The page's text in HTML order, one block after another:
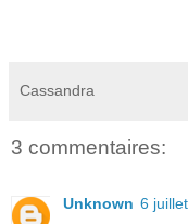
Cassandra
3 commentaires:
Unknown 6